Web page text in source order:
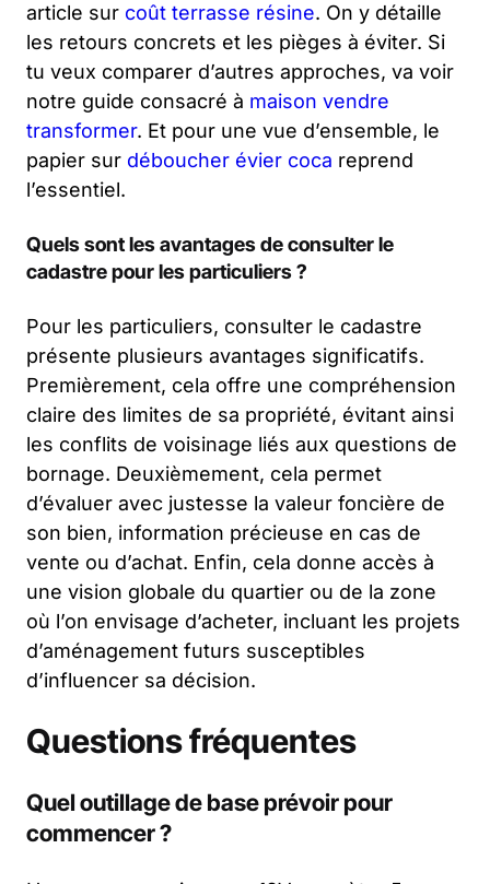
article sur coût terrasse résine. On y détaille
les retours concrets et les pièges à éviter. Si
tu veux comparer d’autres approches, va voir
notre guide consacré à maison vendre
transformer. Et pour une vue d’ensemble, le
papier sur déboucher évier coca reprend
l’essentiel.
Quels sont les avantages de consulter le
cadastre pour les particuliers ?
Pour les particuliers, consulter le cadastre
présente plusieurs avantages significatifs.
Premièrement, cela offre une compréhension
claire des limites de sa propriété, évitant ainsi
les conflits de voisinage liés aux questions de
bornage. Deuxièmement, cela permet
d’évaluer avec justesse la valeur foncière de
son bien, information précieuse en cas de
vente ou d’achat. Enfin, cela donne accès à
une vision globale du quartier ou de la zone
où l’on envisage d’acheter, incluant les projets
d’aménagement futurs susceptibles
d’influencer sa décision.
Questions fréquentes
Quel outillage de base prévoir pour
commencer ?